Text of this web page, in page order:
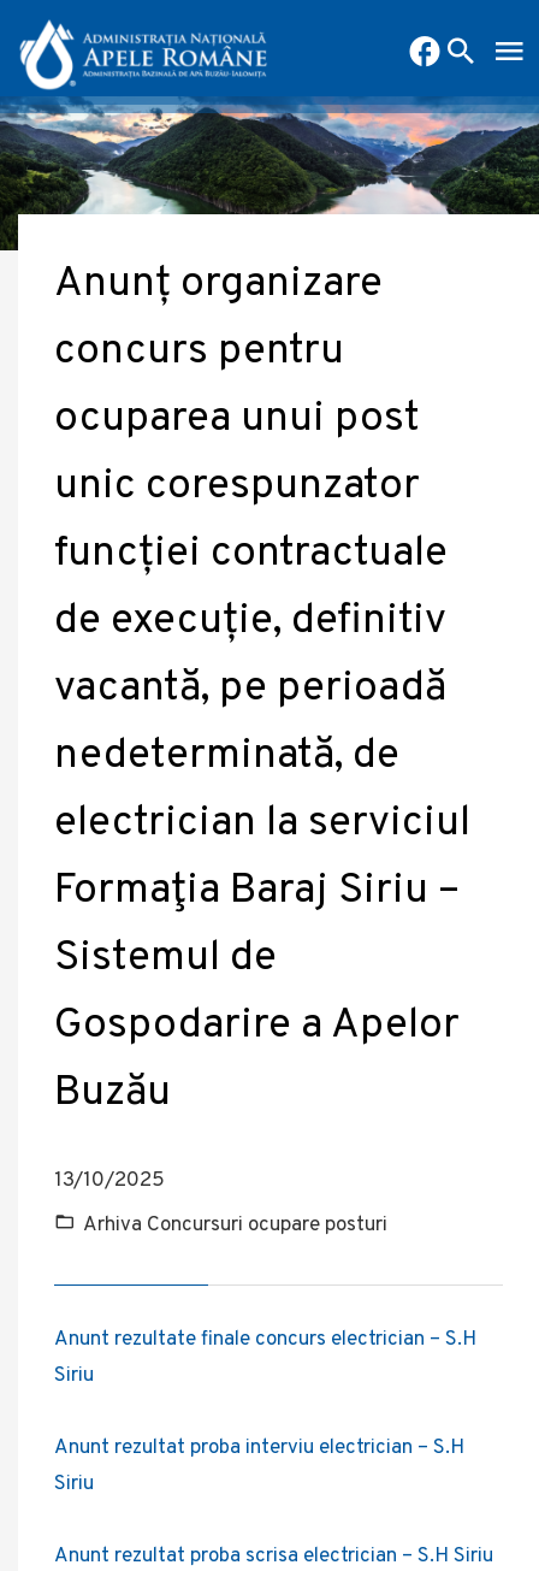
Anunț organizare
concurs pentru
ocuparea unui post
unic corespunzator
funcției contractuale
de execuție, definitiv
vacantă, pe perioadă
nedeterminată, de
electrician la serviciul
Formaţia Baraj Siriu –
Sistemul de
Gospodarire a Apelor
Buzău
13/10/2025
Arhiva Concursuri ocupare posturi
Anunt rezultate finale concurs electrician – S.H
Siriu
Anunt rezultat proba interviu electrician – S.H
Siriu
Anunt rezultat proba scrisa electrician – S.H Siriu